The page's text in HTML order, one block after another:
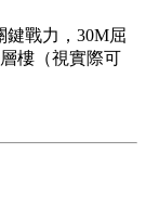
鍵戰力，30M屈
樓（視實際可